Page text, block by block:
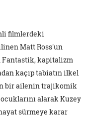
filmlerdeki
Matt Ross'un
Fantastik, kapitalizm
kaçıp tabiatın ilkel
bir ailenin trajikomik
alarak Kuzey
sürmeye karar